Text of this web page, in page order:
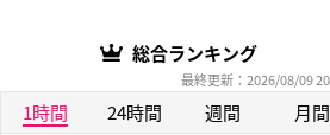
総合ランキング
最終更新：2026/08/09
1時間 24時間 週間 月間